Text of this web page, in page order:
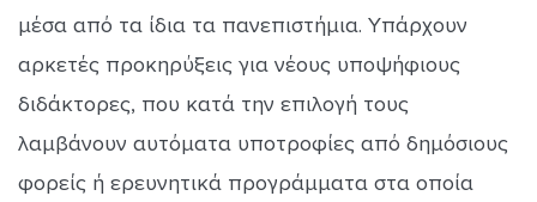
μέσα από τα ίδια τα πανεπιστήμια. Υπάρχουν
αρκετές προκηρύξεις για νέους υποψήφιους
διδάκτορες, που κατά την επιλογή τους
λαμβάνουν αυτόματα υποτροφίες από δημόσιους
φορείς ή ερευνητικά προγράμματα στα οποία